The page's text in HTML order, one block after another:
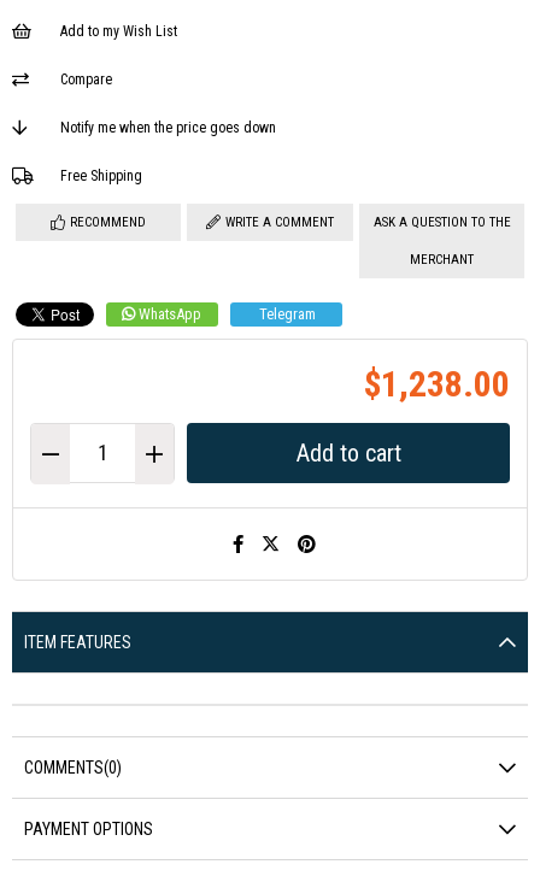
Add to my Wish List
Compare
Notify me when the price goes down
Free Shipping
RECOMMEND WRITE A COMMENT ASK A QUESTION TO THE
MERCHANT
WhatsApp Telegram
$1,238.00
ITEM FEATURES
COMMENTS(0)
PAYMENT OPTIONS